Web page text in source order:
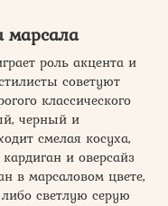
марсала
роль акцента и
советуют
классического
черный и
смелая косуха,
и оверсайз
в марсаловом цвете,
светлую серую